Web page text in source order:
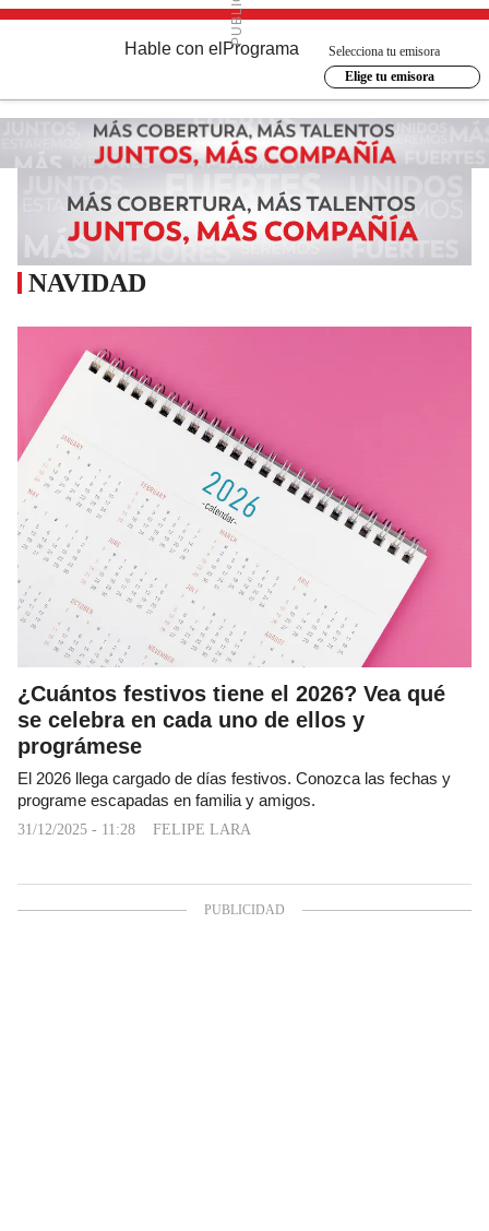
Hable con el Programa
Selecciona tu emisora
Elige tu emisora
NAVIDAD
¿Cuántos festivos tiene el 2026? Vea qué
se celebra en cada uno de ellos y
prográmese
El 2026 llega cargado de días festivos. Conozca las fechas y
programe escapadas en familia y amigos.
31/12/2025 - 11:28 FELIPE LARA